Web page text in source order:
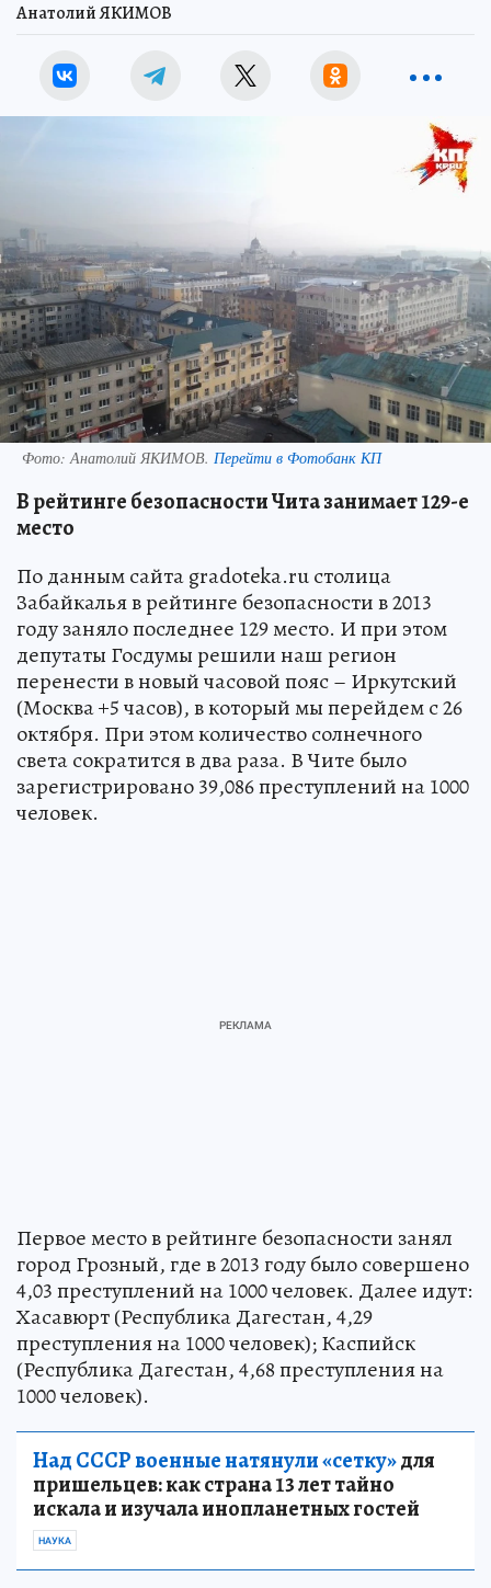
Анатолий ЯКИМОВ
Фото: Анатолий ЯКИМОВ. Перейти в Фотобанк КП
В рейтинге безопасности Чита занимает 129-е
место
По данным сайта gradoteka.ru столица
Забайкалья в рейтинге безопасности в 2013
году заняло последнее 129 место. И при этом
депутаты Госдумы решили наш регион
перенести в новый часовой пояс – Иркутский
(Москва +5 часов), в который мы перейдем с 26
октября. При этом количество солнечного
света сократится в два раза. В Чите было
зарегистрировано 39,086 преступлений на 1000
человек.
Первое место в рейтинге безопасности занял
город Грозный, где в 2013 году было совершено
4,03 преступлений на 1000 человек. Далее идут:
Хасавюрт (Республика Дагестан, 4,29
преступления на 1000 человек); Каспийск
(Республика Дагестан, 4,68 преступления на
1000 человек).
Над СССР военные натянули «сетку»для
пришельцев: как страна 13 лет тайно
искала и изучала инопланетных гостей
НАУКА